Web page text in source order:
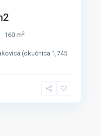
160 m2
(okućnica 1,745